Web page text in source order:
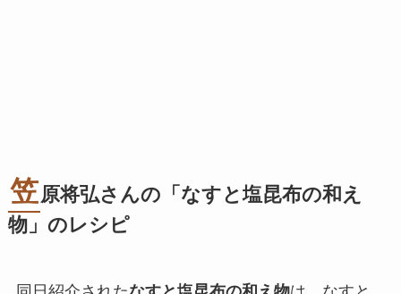
笠原将弘さんの「なすと塩昆布の和え
物」のレシピ